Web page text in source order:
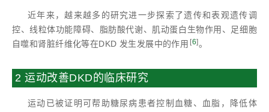
近年来，越来越多的研究进一步探索了遗传和表观遗传调
控、线粒体功能障碍、脂肪酸代谢、肌动蛋白生物作用、足细胞
自噬和肾脏纤维化等在DKD 发生发展中的作用 [6]。
2 运动改善DKD的临床研究
运动已被证明可帮助糖尿病患者控制血糖、血脂，降低体